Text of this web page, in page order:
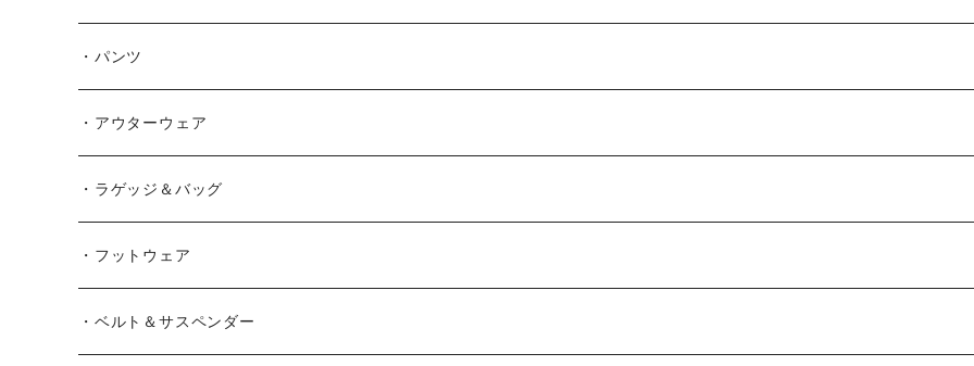
Alden
ALFONSO'S OF HOLLYWOOD LEATHER
All American Khakis
American Optical
ANDERSON BEAN BOOT CO.
Tシャツ
シャツ
ベスト
セーター
スウェットシャツ
・パンツ
ジーンズ
ワークパンツ
オーバーオール
ミリタリーパンツ
・アウターウェア
コート
ジャケット
ベスト
・ラゲッジ＆バッグ
トートバッグ
ショルダーバッグ
・フットウェア
ブーツ
・ベルト＆サスペンダー